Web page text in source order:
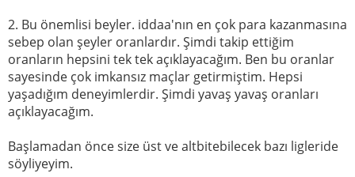
2. Bu önemlisi beyler. iddaa'nın en çok para kazanmasına
sebep olan şeyler oranlardır. Şimdi takip ettiğim
oranların hepsini tek tek açıklayacağım. Ben bu oranlar
sayesinde çok imkansız maçlar getirmiştim. Hepsi
yaşadığım deneyimlerdir. Şimdi yavaş yavaş oranları
açıklayacağım.
Başlamadan önce size üst ve altbitebilecek bazı ligleride
söyliyeyim.